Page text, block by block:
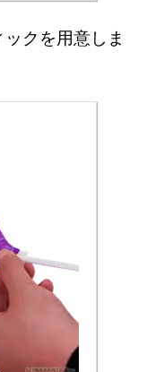
クを用意しま